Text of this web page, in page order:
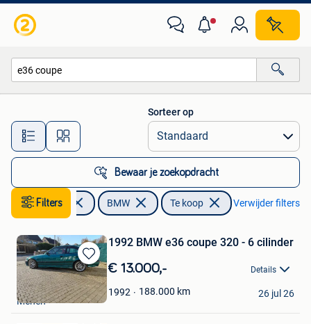
Alle afstanden…
Sorteer op
Bewaar je zoekopdracht
Filters
Auto's BMW Te koop Verwijder filters
Bewaren
in
Mijn
Favorieten
1992 BMW e36 coupe 320 - 6 cilinder
€ 13.000,- Details
1992 188.000 km
Jens
Menen
26 jul 26